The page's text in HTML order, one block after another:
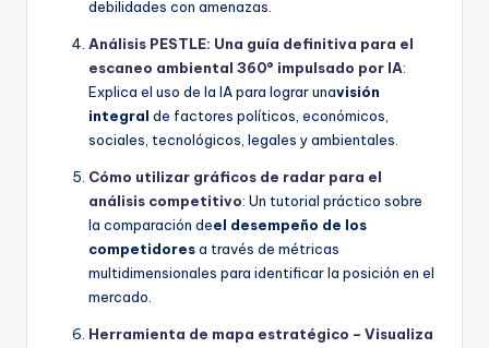
debilidades con amenazas.
Análisis PESTLE: Una guía definitiva para el
escaneo ambiental 360° impulsado por IA:
Explica el uso de la IA para lograr unavisión
integral de factores políticos, económicos,
sociales, tecnológicos, legales y ambientales.
Cómo utilizar gráficos de radar para el
análisis competitivo: Un tutorial práctico sobre
la comparación deel desempeño de los
competidoresa través de métricas
multidimensionales para identificar la posición en el
mercado.
Herramienta de mapa estratégico – Visualiza